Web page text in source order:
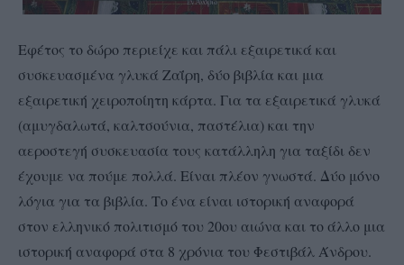
Εφέτος το δώρο περιείχε και πάλι εξαιρετικά και
συσκευασμένα γλυκά Ζαΐρη, δύο βιβλία και μια
εξαιρετική χειροποίητη κάρτα. Για τα εξαιρετικά γλυκά
(αμυγδαλωτά, καλτσούνια, παστέλια) και την
αεροστεγή συσκευασία τους κατάλληλη για ταξίδι δεν
έχουμε να πούμε πολλά. Είναι πλέον γνωστά. Δύο μόνο
λόγια για τα βιβλία. Το ένα είναι ιστορική αναφορά
στον ελληνικό πολιτισμό του 20ου αιώνα και το άλλο μια
ιστορική αναφορά στα 8 χρόνια του Φεστιβάλ Άνδρου.